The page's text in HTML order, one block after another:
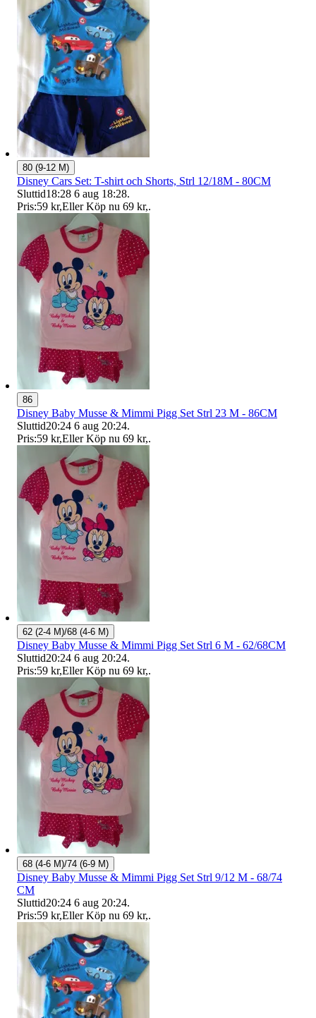
80 (9-12 M)
Disney Cars Set: T-shirt och Shorts, Strl 12/18M - 80CM
Sluttid18:28 6 aug 18:28.
Pris:59 kr,Eller Köp nu 69 kr,.
86
Disney Baby Musse & Mimmi Pigg Set Strl 23 M - 86CM
Sluttid20:24 6 aug 20:24.
Pris:59 kr,Eller Köp nu 69 kr,.
62 (2-4 M)/68 (4-6 M)
Disney Baby Musse & Mimmi Pigg Set Strl 6 M - 62/68CM
Sluttid20:24 6 aug 20:24.
Pris:59 kr,Eller Köp nu 69 kr,.
68 (4-6 M)/74 (6-9 M)
Disney Baby Musse & Mimmi Pigg Set Strl 9/12 M - 68/74
CM
Sluttid20:24 6 aug 20:24.
Pris:59 kr,Eller Köp nu 69 kr,.